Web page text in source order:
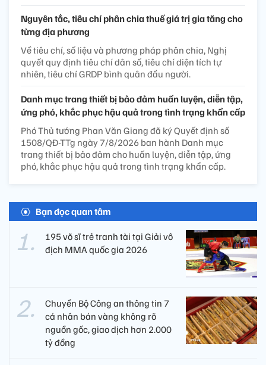
Nguyên tắc, tiêu chí phân chia thuế giá trị gia tăng cho
từng địa phương
Về tiêu chí, số liệu và phương pháp phân chia, Nghị
quyết quy định tiêu chí dân số, tiêu chí diện tích tự
nhiên, tiêu chí GRDP bình quân đầu người.
Danh mục trang thiết bị bảo đảm huấn luyện, diễn tập,
ứng phó, khắc phục hậu quả trong tình trạng khẩn cấp
Phó Thủ tướng Phan Văn Giang đã ký Quyết định số
1508/QĐ-TTg ngày 7/8/2026 ban hành Danh mục
trang thiết bị bảo đảm cho huấn luyện, diễn tập, ứng
phó, khắc phục hậu quả trong tình trạng khẩn cấp.
Bạn đọc quan tâm
195 võ sĩ trẻ tranh tài tại Giải vô
địch MMA quốc gia 2026
Chuyển Bộ Công an thông tin 7
cá nhân bán vàng không rõ
nguồn gốc, giao dịch hơn 2.000
tỷ đồng